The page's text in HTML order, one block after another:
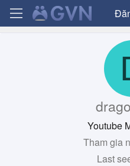
Youtube
Tham gia
Last